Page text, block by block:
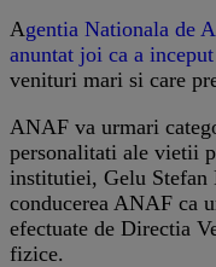
Agentia Nationala de
anuntat joi ca a
venituri mari si care
ANAF va urmari
personalitati ale vietii
institutiei, Gelu Stefan
conducerea ANAF ca
efectuate de Directia
fizice.